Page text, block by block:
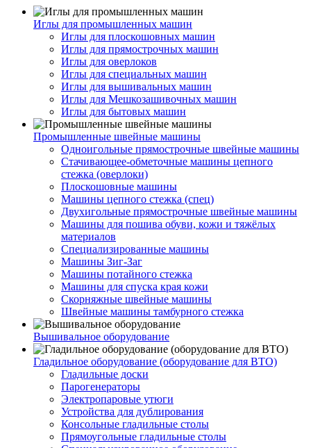
Иглы для промышленных машин
Иглы для плоскошовных машин
Иглы для прямострочных машин
Иглы для оверлоков
Иглы для специальных машин
Иглы для вышивальных машин
Иглы для Мешкозашивочных машин
Иглы для бытовых машин
Промышленные швейные машины
Одноигольные прямострочные швейные машины
Стачивающее-обметочные машины цепного
стежка (оверлоки)
Плоскошовные машины
Машины цепного стежка (спец)
Двухигольные прямострочные швейные машины
Машины для пошива обуви, кожи и тяжёлых
материалов
Специализированные машины
Машины Зиг-Заг
Машины потайного стежка
Машины для спуска края кожи
Скорняжные швейные машины
Швейные машины тамбурного стежка
Вышивальное оборудование
Гладильное оборудование (оборудование для ВТО)
Гладильные доски
Парогенераторы
Электропаровые утюги
Устройства для дублирования
Консольные гладильные столы
Прямоугольные гладильные столы